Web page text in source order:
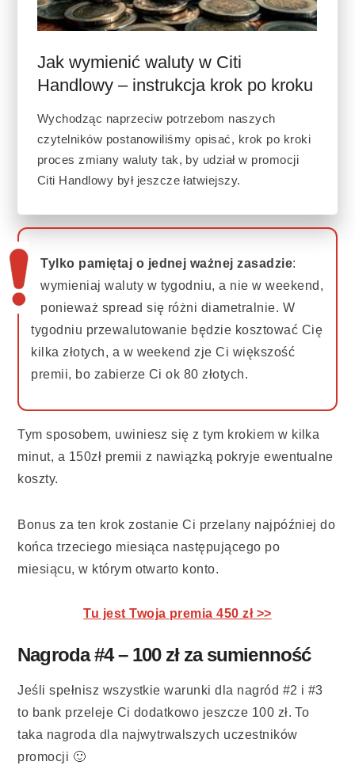
Tylko pamiętaj o jednej ważnej zasadzie:
wymieniaj waluty w tygodniu, a nie w weekend,
ponieważ spread się różni diametralnie. W
tygodniu przewalutowanie będzie kosztować Cię
kilka złotych, a w weekend zje Ci większość
premii, bo zabierze Ci ok 80 złotych.
Tym sposobem, uwiniesz się z tym krokiem w kilka
minut, a 150zł premii z nawiązką pokryje ewentualne
koszty.
Bonus za ten krok zostanie Ci przelany najpóźniej do
końca trzeciego miesiąca następującego po
miesiącu, w którym otwarto konto.
Tu jest Twoja premia 450 zł >>
Nagroda #4 – 100 zł za sumienność
Jeśli spełnisz wszystkie warunki dla nagród #2 i #3
to bank przeleje Ci dodatkowo jeszcze 100 zł. To
taka nagroda dla najwytrwalszych uczestników
promocji 🙂